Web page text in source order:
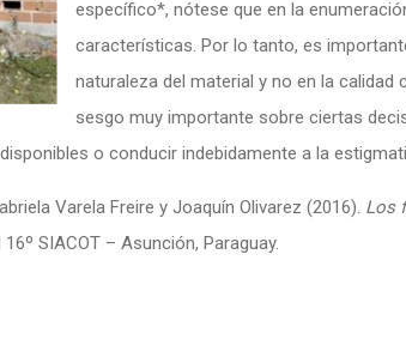
específico*, nótese que en la
características. Por lo tanto, es
naturaleza del material y no en la
sesgo muy importante sobre ciertas
o conducir indebidamente a la
Varela Freire y Joaquín Olivarez (2016). Los
SIACOT – Asunción, Paraguay.